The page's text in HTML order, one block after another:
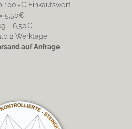
100,-€ Einkaufswert
5,50€,
= 6,50€
2 Werktage
auf Anfrage